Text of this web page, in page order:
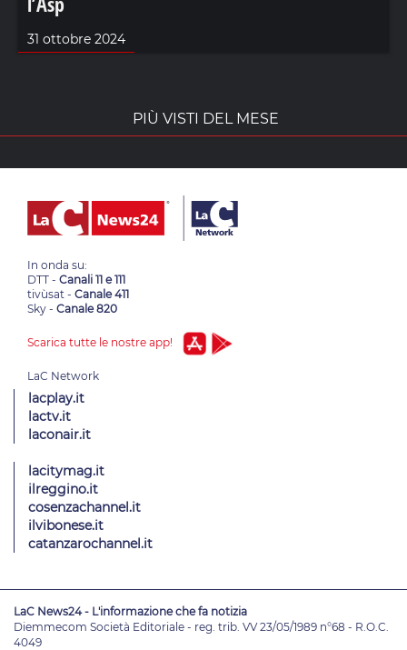
31 ottobre 2024
PIÙ VISTI DEL MESE
In onda su:
DTT - Canali 11 e 111
tivùsat - Canale 411
Sky - Canale 820
Scarica tutte le nostre app!
lacplay.it
lactv.it
laconair.it
lacitymag.it
ilreggino.it
cosenzachannel.it
ilvibonese.it
catanzarochannel.it
LaC News24 - L'informazione che fa notizia
Diemmecom Società Editoriale - reg. trib. VV 23/05/1989 n°68 - R.O.C.
4049